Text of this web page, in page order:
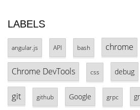
LABELS
angular.js API bash chrome
Chrome DevTools css debug
git github Google grpc